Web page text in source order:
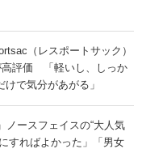
（レスポートサック）
高評価 「軽いし、しっか
で気分があがる」
ノースフェイスの“大人気
すればよかった」「男女